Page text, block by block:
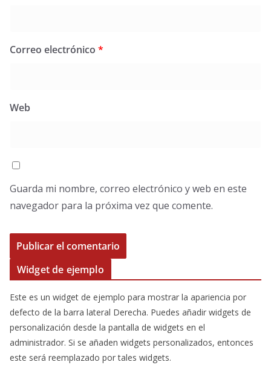
Correo electrónico *
Web
Guarda mi nombre, correo electrónico y web en este
navegador para la próxima vez que comente.
Widget de ejemplo
Este es un widget de ejemplo para mostrar la apariencia por
defecto de la barra lateral Derecha. Puedes añadir widgets de
personalización desde la pantalla de widgets en el
administrador. Si se añaden widgets personalizados, entonces
este será reemplazado por tales widgets.